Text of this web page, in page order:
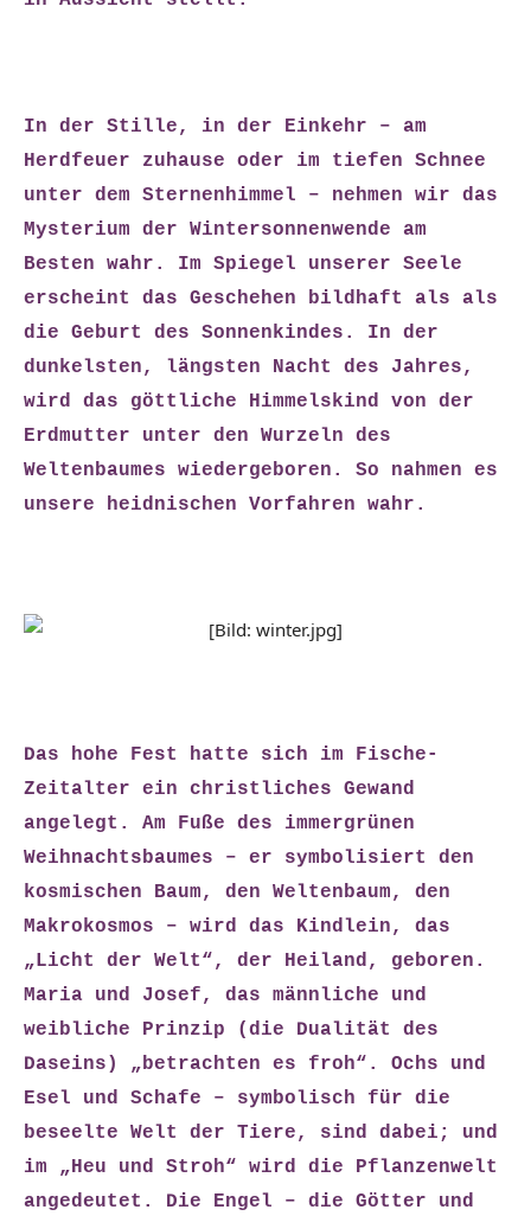
In der Stille, in der Einkehr – am
Herdfeuer zuhause oder im tiefen Schnee
unter dem Sternenhimmel – nehmen wir das
Mysterium der Wintersonnenwende am
Besten wahr. Im Spiegel unserer Seele
erscheint das Geschehen bildhaft als als
die Geburt des Sonnenkindes. In der
dunkelsten, längsten Nacht des Jahres,
wird das göttliche Himmelskind von der
Erdmutter unter den Wurzeln des
Weltenbaumes wiedergeboren. So nahmen es
unsere heidnischen Vorfahren wahr.
Das hohe Fest hatte sich im Fische-
Zeitalter ein christliches Gewand
angelegt. Am Fuße des immergrünen
Weihnachtsbaumes – er symbolisiert den
kosmischen Baum, den Weltenbaum, den
Makrokosmos – wird das Kindlein, das
„Licht der Welt“, der Heiland, geboren.
Maria und Josef, das männliche und
weibliche Prinzip (die Dualität des
Daseins) „betrachten es froh“. Ochs und
Esel und Schafe – symbolisch für die
beseelte Welt der Tiere, sind dabei; und
im „Heu und Stroh“ wird die Pflanzenwelt
angedeutet. Die Engel – die Götter und